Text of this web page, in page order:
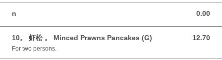
n 0.00
0.00 GBP
10。 虾松 。 Minced Prawns Pancakes (G) 12.70
12.70 GBP
For two persons.